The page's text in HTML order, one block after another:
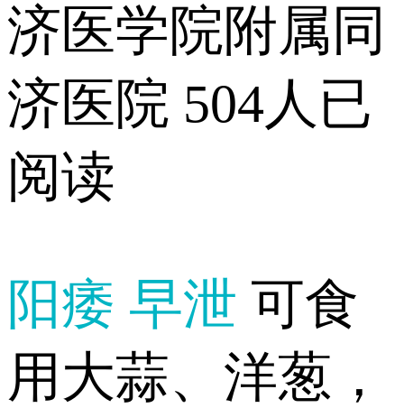
济医学院附属同
济医院 504人已
阅读
阳痿 早泄 可食
用大蒜、洋葱，